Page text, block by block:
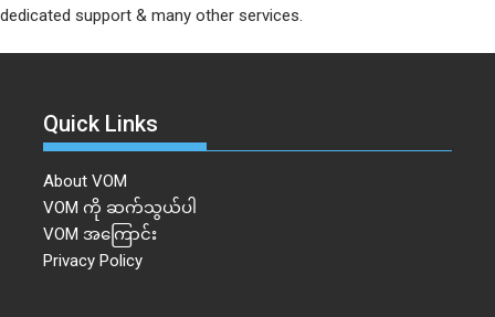
dedicated support & many other services.
Quick Links
About VOM
VOM ကို ဆက်သွယ်ပါ
VOM အကြောင်း
Privacy Policy